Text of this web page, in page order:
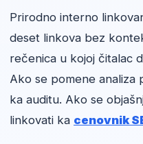
Prirodno interno
deset linkova bez
rečenica u kojoj čitalac
Ako se pomene analiza
ka auditu. Ako se
linkovati ka cenovnik